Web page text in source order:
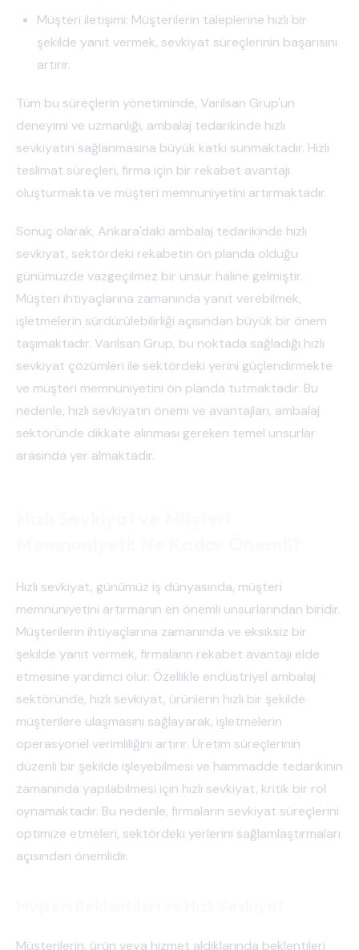
Müşteri iletişimi: Müşterilerin taleplerine hızlı bir
şekilde yanıt vermek, sevkiyat süreçlerinin başarısını
artırır.
Tüm bu süreçlerin yönetiminde, Varilsan Grup'un
deneyimi ve uzmanlığı, ambalaj tedarikinde hızlı
sevkiyatın sağlanmasına büyük katkı sunmaktadır. Hızlı
teslimat süreçleri, firma için bir rekabet avantajı
oluşturmakta ve müşteri memnuniyetini artırmaktadır.
Sonuç olarak, Ankara'daki ambalaj tedarikinde hızlı
sevkiyat, sektördeki rekabetin ön planda olduğu
günümüzde vazgeçilmez bir unsur haline gelmiştir.
Müşteri ihtiyaçlarına zamanında yanıt verebilmek,
işletmelerin sürdürülebilirliği açısından büyük bir önem
taşımaktadır. Varilsan Grup, bu noktada sağladığı hızlı
sevkiyat çözümleri ile sektördeki yerini güçlendirmekte
ve müşteri memnuniyetini ön planda tutmaktadır. Bu
nedenle, hızlı sevkiyatın önemi ve avantajları, ambalaj
sektöründe dikkate alınması gereken temel unsurlar
arasında yer almaktadır.
Hızlı sevkiyat, günümüz iş dünyasında, müşteri
memnuniyetini artırmanın en önemli unsurlarından biridir.
Müşterilerin ihtiyaçlarına zamanında ve eksiksiz bir
şekilde yanıt vermek, firmaların rekabet avantajı elde
etmesine yardımcı olur. Özellikle endüstriyel ambalaj
sektöründe, hızlı sevkiyat, ürünlerin hızlı bir şekilde
müşterilere ulaşmasını sağlayarak, işletmelerin
operasyonel verimliliğini artırır. Üretim süreçlerinin
düzenli bir şekilde işleyebilmesi ve hammadde tedarikinin
zamanında yapılabilmesi için hızlı sevkiyat, kritik bir rol
oynamaktadır. Bu nedenle, firmaların sevkiyat süreçlerini
optimize etmeleri, sektördeki yerlerini sağlamlaştırmaları
açısından önemlidir.
Müşterilerin, ürün veya hizmet aldıklarında beklentileri